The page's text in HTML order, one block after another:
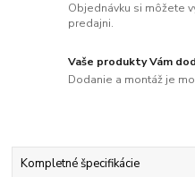
Objednávku si môžete
predajni.
Vaše produkty Vám
Dodanie a montáž je
Kompletné špecifikácie